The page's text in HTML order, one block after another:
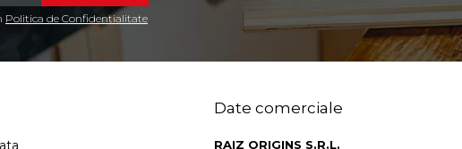
Politica de Confidentialitate
Date comerciale
RAIZ ORIGINS S.R.L.